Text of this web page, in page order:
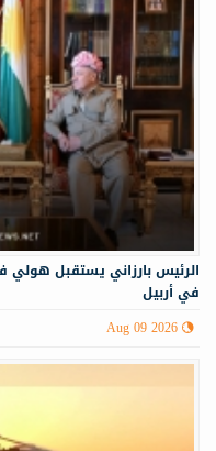
الرئيس بارزاني يستقبل هولي
في أربيل
Aug 09 2026